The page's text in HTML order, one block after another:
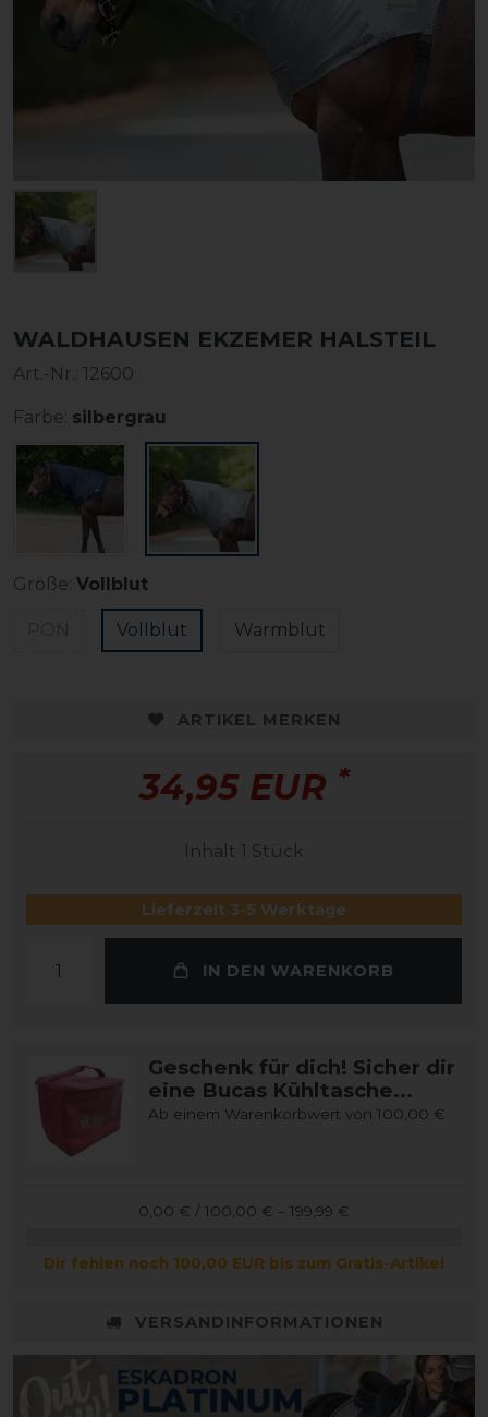
WALDHAUSEN EKZEMER HALSTEIL
Art.-Nr.: 12600
Farbe: silbergrau
Größe: Vollblut
Vollblut Warmblut
ARTIKEL MERKEN
34,95 EUR *
Inhalt 1 Stück
Lieferzeit 3-5 Werktage
IN DEN WARENKORB
Geschenk für dich! Sicher dir
eine Bucas Kühltasche...
Ab einem Warenkorbwert von 100,00 €
0,00 € / 100,00 € – 199,99 €
Dir fehlen noch 100,00 EUR bis zum Gratis-Artikel
VERSANDINFORMATIONEN